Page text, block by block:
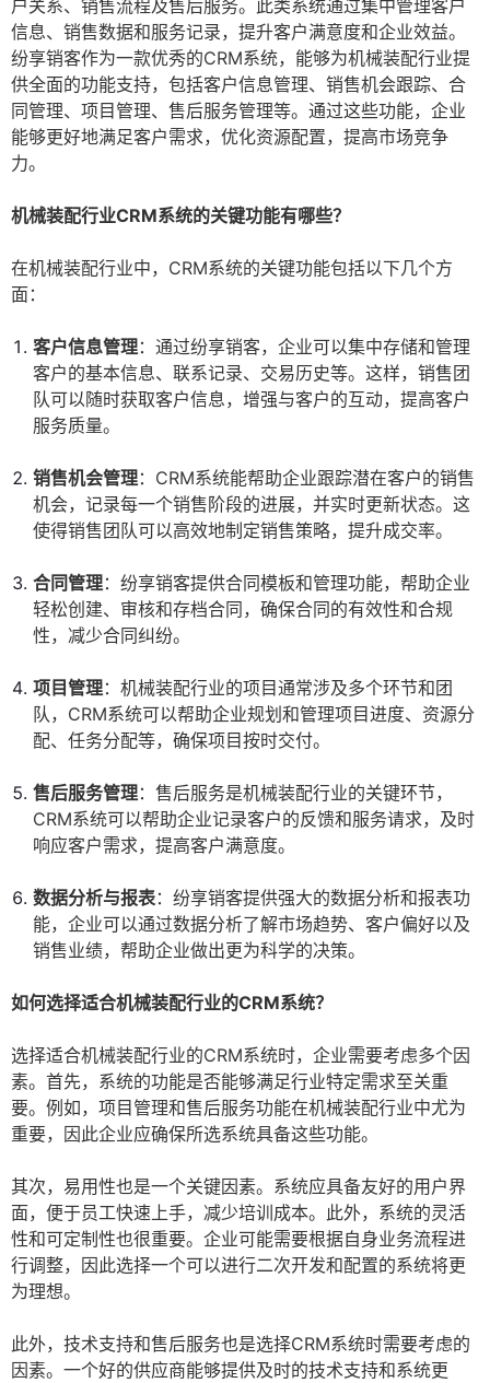
户关系、销售流程及售后服务。此类系统通过集中管理客户
信息、销售数据和服务记录，提升客户满意度和企业效益。
纷享销客作为一款优秀的CRM系统，能够为机械装配行业提
供全面的功能支持，包括客户信息管理、销售机会跟踪、合
同管理、项目管理、售后服务管理等。通过这些功能，企业
能够更好地满足客户需求，优化资源配置，提高市场竞争
力。
机械装配行业CRM系统的关键功能有哪些？
在机械装配行业中，CRM系统的关键功能包括以下几个方
面：
客户信息管理：通过纷享销客，企业可以集中存储和管理
客户的基本信息、联系记录、交易历史等。这样，销售团
队可以随时获取客户信息，增强与客户的互动，提高客户
服务质量。
销售机会管理：CRM系统能帮助企业跟踪潜在客户的销售
机会，记录每一个销售阶段的进展，并实时更新状态。这
使得销售团队可以高效地制定销售策略，提升成交率。
合同管理：纷享销客提供合同模板和管理功能，帮助企业
轻松创建、审核和存档合同，确保合同的有效性和合规
性，减少合同纠纷。
项目管理：机械装配行业的项目通常涉及多个环节和团
队，CRM系统可以帮助企业规划和管理项目进度、资源分
配、任务分配等，确保项目按时交付。
售后服务管理：售后服务是机械装配行业的关键环节，
CRM系统可以帮助企业记录客户的反馈和服务请求，及时
响应客户需求，提高客户满意度。
数据分析与报表：纷享销客提供强大的数据分析和报表功
能，企业可以通过数据分析了解市场趋势、客户偏好以及
销售业绩，帮助企业做出更为科学的决策。
如何选择适合机械装配行业的CRM系统？
选择适合机械装配行业的CRM系统时，企业需要考虑多个因
素。首先，系统的功能是否能够满足行业特定需求至关重
要。例如，项目管理和售后服务功能在机械装配行业中尤为
重要，因此企业应确保所选系统具备这些功能。
其次，易用性也是一个关键因素。系统应具备友好的用户界
面，便于员工快速上手，减少培训成本。此外，系统的灵活
性和可定制性也很重要。企业可能需要根据自身业务流程进
行调整，因此选择一个可以进行二次开发和配置的系统将更
为理想。
此外，技术支持和售后服务也是选择CRM系统时需要考虑的
因素。一个好的供应商能够提供及时的技术支持和系统更